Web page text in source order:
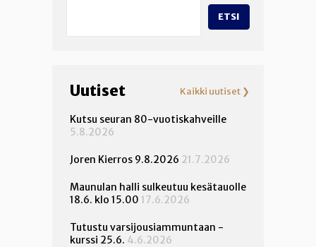
ETSI
Uutiset Kaikki uutiset ❯
Kutsu seuran 80-vuotiskahveille
5.8.2026
Joren Kierros 9.8.2026 21.7.2026
Maunulan halli sulkeutuu kesätauolle
18.6. klo 15.00 17.6.2026
Tutustu varsijousiammuntaan -
kurssi 25.6. 4.6.2026